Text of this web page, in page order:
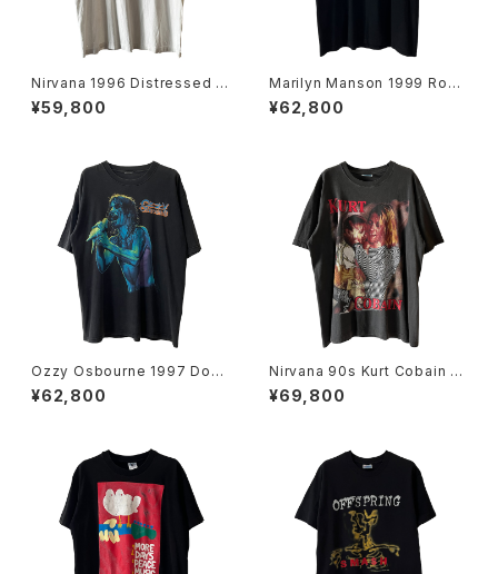
Nirvana 1996 Distressed M
ember Portrait Band Tee
¥59,800
Marilyn Manson 1999 Rock
Is Dead Band Tee
¥62,800
Ozzy Osbourne 1997 Dov
e's Revenge Band Tee
¥62,800
Nirvana 90s Kurt Cobain E
uro Bootleg Band Tee
¥69,800